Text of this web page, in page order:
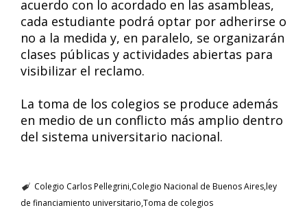
acuerdo con lo acordado en las asambleas,
cada estudiante podrá optar por adherirse o
no a la medida y, en paralelo, se organizarán
clases públicas y actividades abiertas para
visibilizar el reclamo.
La toma de los colegios se produce además
en medio de un conflicto más amplio dentro
del sistema universitario nacional.
Colegio Carlos Pellegrini Colegio Nacional de Buenos Airesley
de financiamiento universitario Toma de colegios